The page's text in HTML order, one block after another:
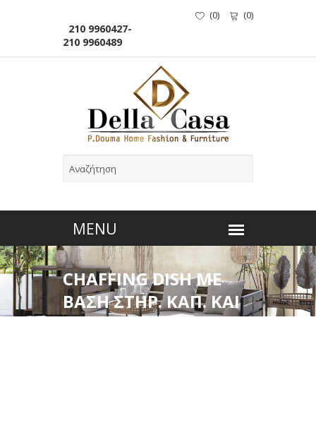
210 9960427-
210 9960489
(0) (0)
CHAFFING DISH ΜΕ
ΒΑΣΗ ΣΤΗΡ. ΚΑΠ. ΚΑΙ
ΔΙΠΛΟ ΔΟΧΕΙΟ SS/